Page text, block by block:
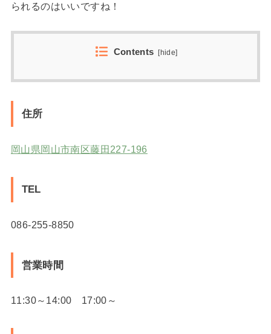
られるのはいいですね！
Contents [hide]
住所
岡山県岡山市南区藤田227-196
TEL
086-255-8850
営業時間
11:30～14:00 17:00～